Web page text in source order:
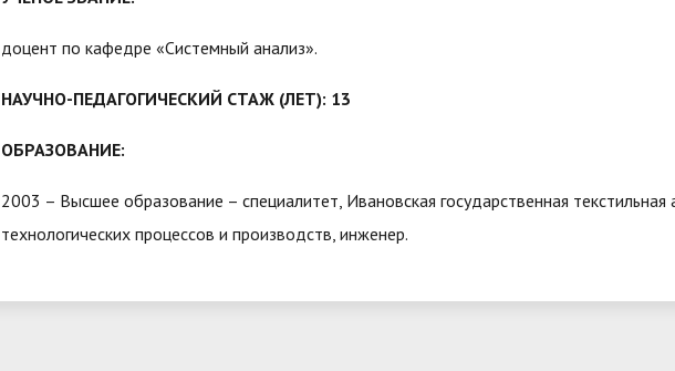
доцент по кафедре «Системный анализ».
НАУЧНО-ПЕДАГОГИЧЕСКИЙ СТАЖ (ЛЕТ): 13
ОБРАЗОВАНИЕ:
2003 – Высшее образование – специалитет, Ивановская государственная
технологических процессов и производств, инженер.